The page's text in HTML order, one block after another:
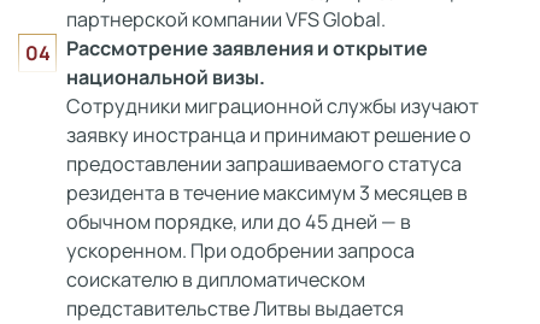
партнерской компании VFS Global.
Рассмотрение заявления и открытие
национальной визы.
Сотрудники миграционной службы изучают
заявку иностранца и принимают решение о
предоставлении запрашиваемого статуса
резидента в течение максимум 3 месяцев в
обычном порядке, или до 45 дней — в
ускоренном. При одобрении запроса
соискателю в дипломатическом
представительстве Литвы выдается